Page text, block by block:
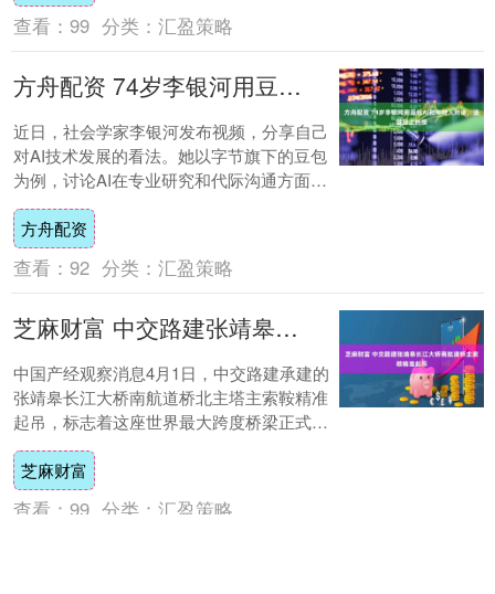
查看： 99 分类： 汇盈策略
方舟配资 74岁李银河用豆包AI和年轻人对话，话题登上热搜
近日，社会学家李银河发布视频，分享自己
对AI技术发展的看法。她以字节旗下的豆包
为例，讨论AI在专业研究和代际沟通方面的
价值。 她表示，自己用豆包主要做两件事：
一....
方舟配资
查看： 92 分类： 汇盈策略
芝麻财富 中交路建张靖皋长江大桥南航道桥主索鞍精准起吊
中国产经观察消息4月1日，中交路建承建的
张靖皋长江大桥南航道桥北主塔主索鞍精准
起吊，标志着这座世界最大跨度桥梁正式进
入上部结构施工阶段，为工程后续推进奠定
关键基....
芝麻财富
查看： 99 分类： 汇盈策略